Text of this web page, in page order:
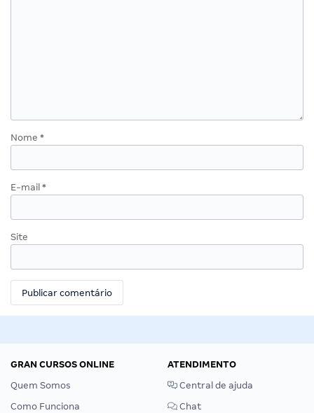
Nome *
E-mail *
Site
GRAN CURSOS ONLINE
Quem Somos
Como Funciona
ATENDIMENTO
Central de ajuda
Chat